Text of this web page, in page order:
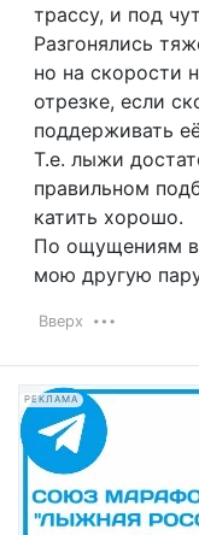
трассу, и под
Разгонялись
но на скорости
отрезке, если
поддерживать
Т.е. лыжи
правильном
катить хорошо.
По ощущениям в
мою другую
Вверх
РЕКЛАМА